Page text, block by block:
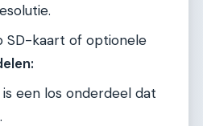
SD-kaart of optionele
een los onderdeel dat